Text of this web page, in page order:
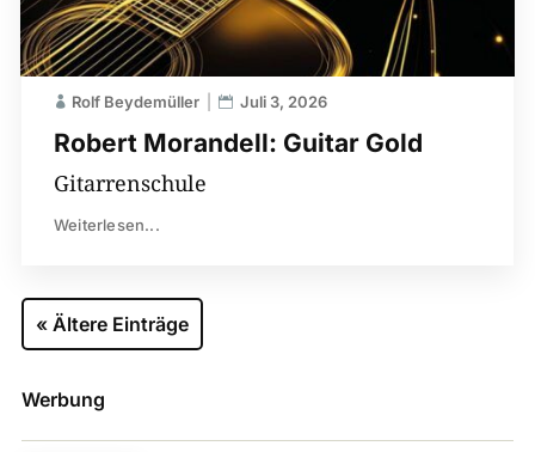
Robert Morandell: Guitar Gold
Rolf Beydemüller Juli 3, 2026
Gitarrenschule
Weiterlesen...
« Ältere Einträge
Werbung